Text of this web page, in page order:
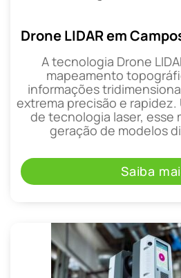
Drone LIDAR em
A tecnologia Drone
mapeamento
informações
extrema precisão e
de tecnologia laser, esse
geração de modelos
Saiba